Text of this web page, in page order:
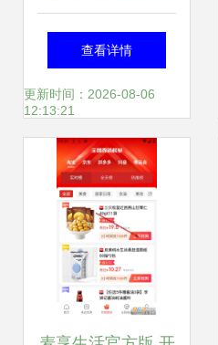
进“污水零直排”督
查工作，助力“麦享
零道”环境提升
查看详情
更新时间：2026-08-06
12:13:21